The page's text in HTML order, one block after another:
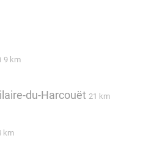
9 km
du-Harcouët 21 km
km